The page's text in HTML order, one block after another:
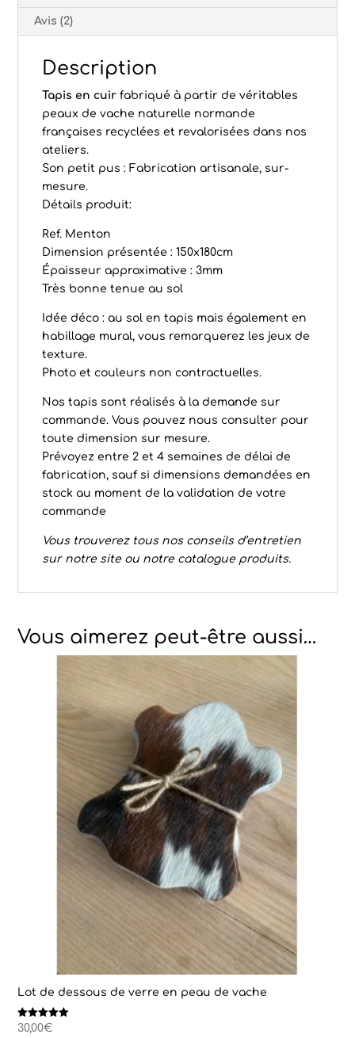
Avis (2)
Description
Tapis en cuirfabriqué à partir de véritables
peaux de vache naturelle normande
françaises recyclées et revalorisées dans nos
ateliers.
Son petit pus : Fabrication artisanale, sur-
mesure.
Détails produit:
Ref. Menton
Dimension présentée : 150x180cm
Épaisseur approximative : 3mm
Très bonne tenue au sol
Idée déco : au sol en tapis mais également en
habillage mural, vous remarquerez les jeux de
texture.
Photo et couleurs non contractuelles.
Nos tapis sont réalisés à la demande sur
commande. Vous pouvez nous consulter pour
toute dimension sur mesure.
Prévoyez entre 2 et 4 semaines de délai de
fabrication, sauf si dimensions demandées en
stock au moment de la validation de votre
commande
Vous trouverez tous nos conseils d’entretien
sur notre site ou notre catalogue produits.
Vous aimerez peut-être aussi…
Lot de dessous de verre en peau de vache
Note
5.00
30,00€